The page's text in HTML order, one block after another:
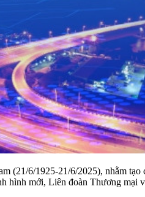
(21/6/1925-21/6/2025), nhằm
hình mới, Liên đoàn Thương